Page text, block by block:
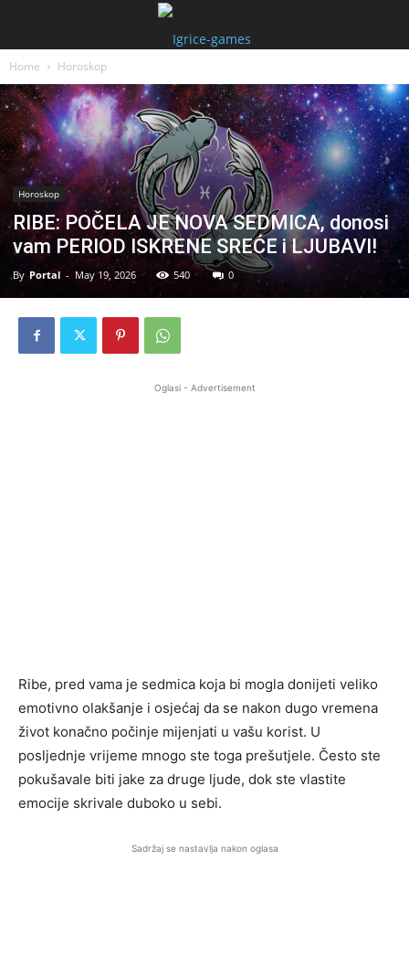
Home Horoskop
Horoskop
RIBE: POČELA JE NOVA SEDMICA, donosi
vam PERIOD ISKRENE SREĆE i LJUBAVI!
By Portal - May 19, 2026 540 0
Oglasi - Advertisement
Ribe, pred vama je sedmica koja bi mogla donijeti veliko
emotivno olakšanje i osjećaj da se nakon dugo vremena
život konačno počinje mijenjati u vašu korist. U
posljednje vrijeme mnogo ste toga prešutjele. Često ste
pokušavale biti jake za druge ljude, dok ste vlastite
emocije skrivale duboko u sebi.
Sadržaj se nastavlja nakon oglasa